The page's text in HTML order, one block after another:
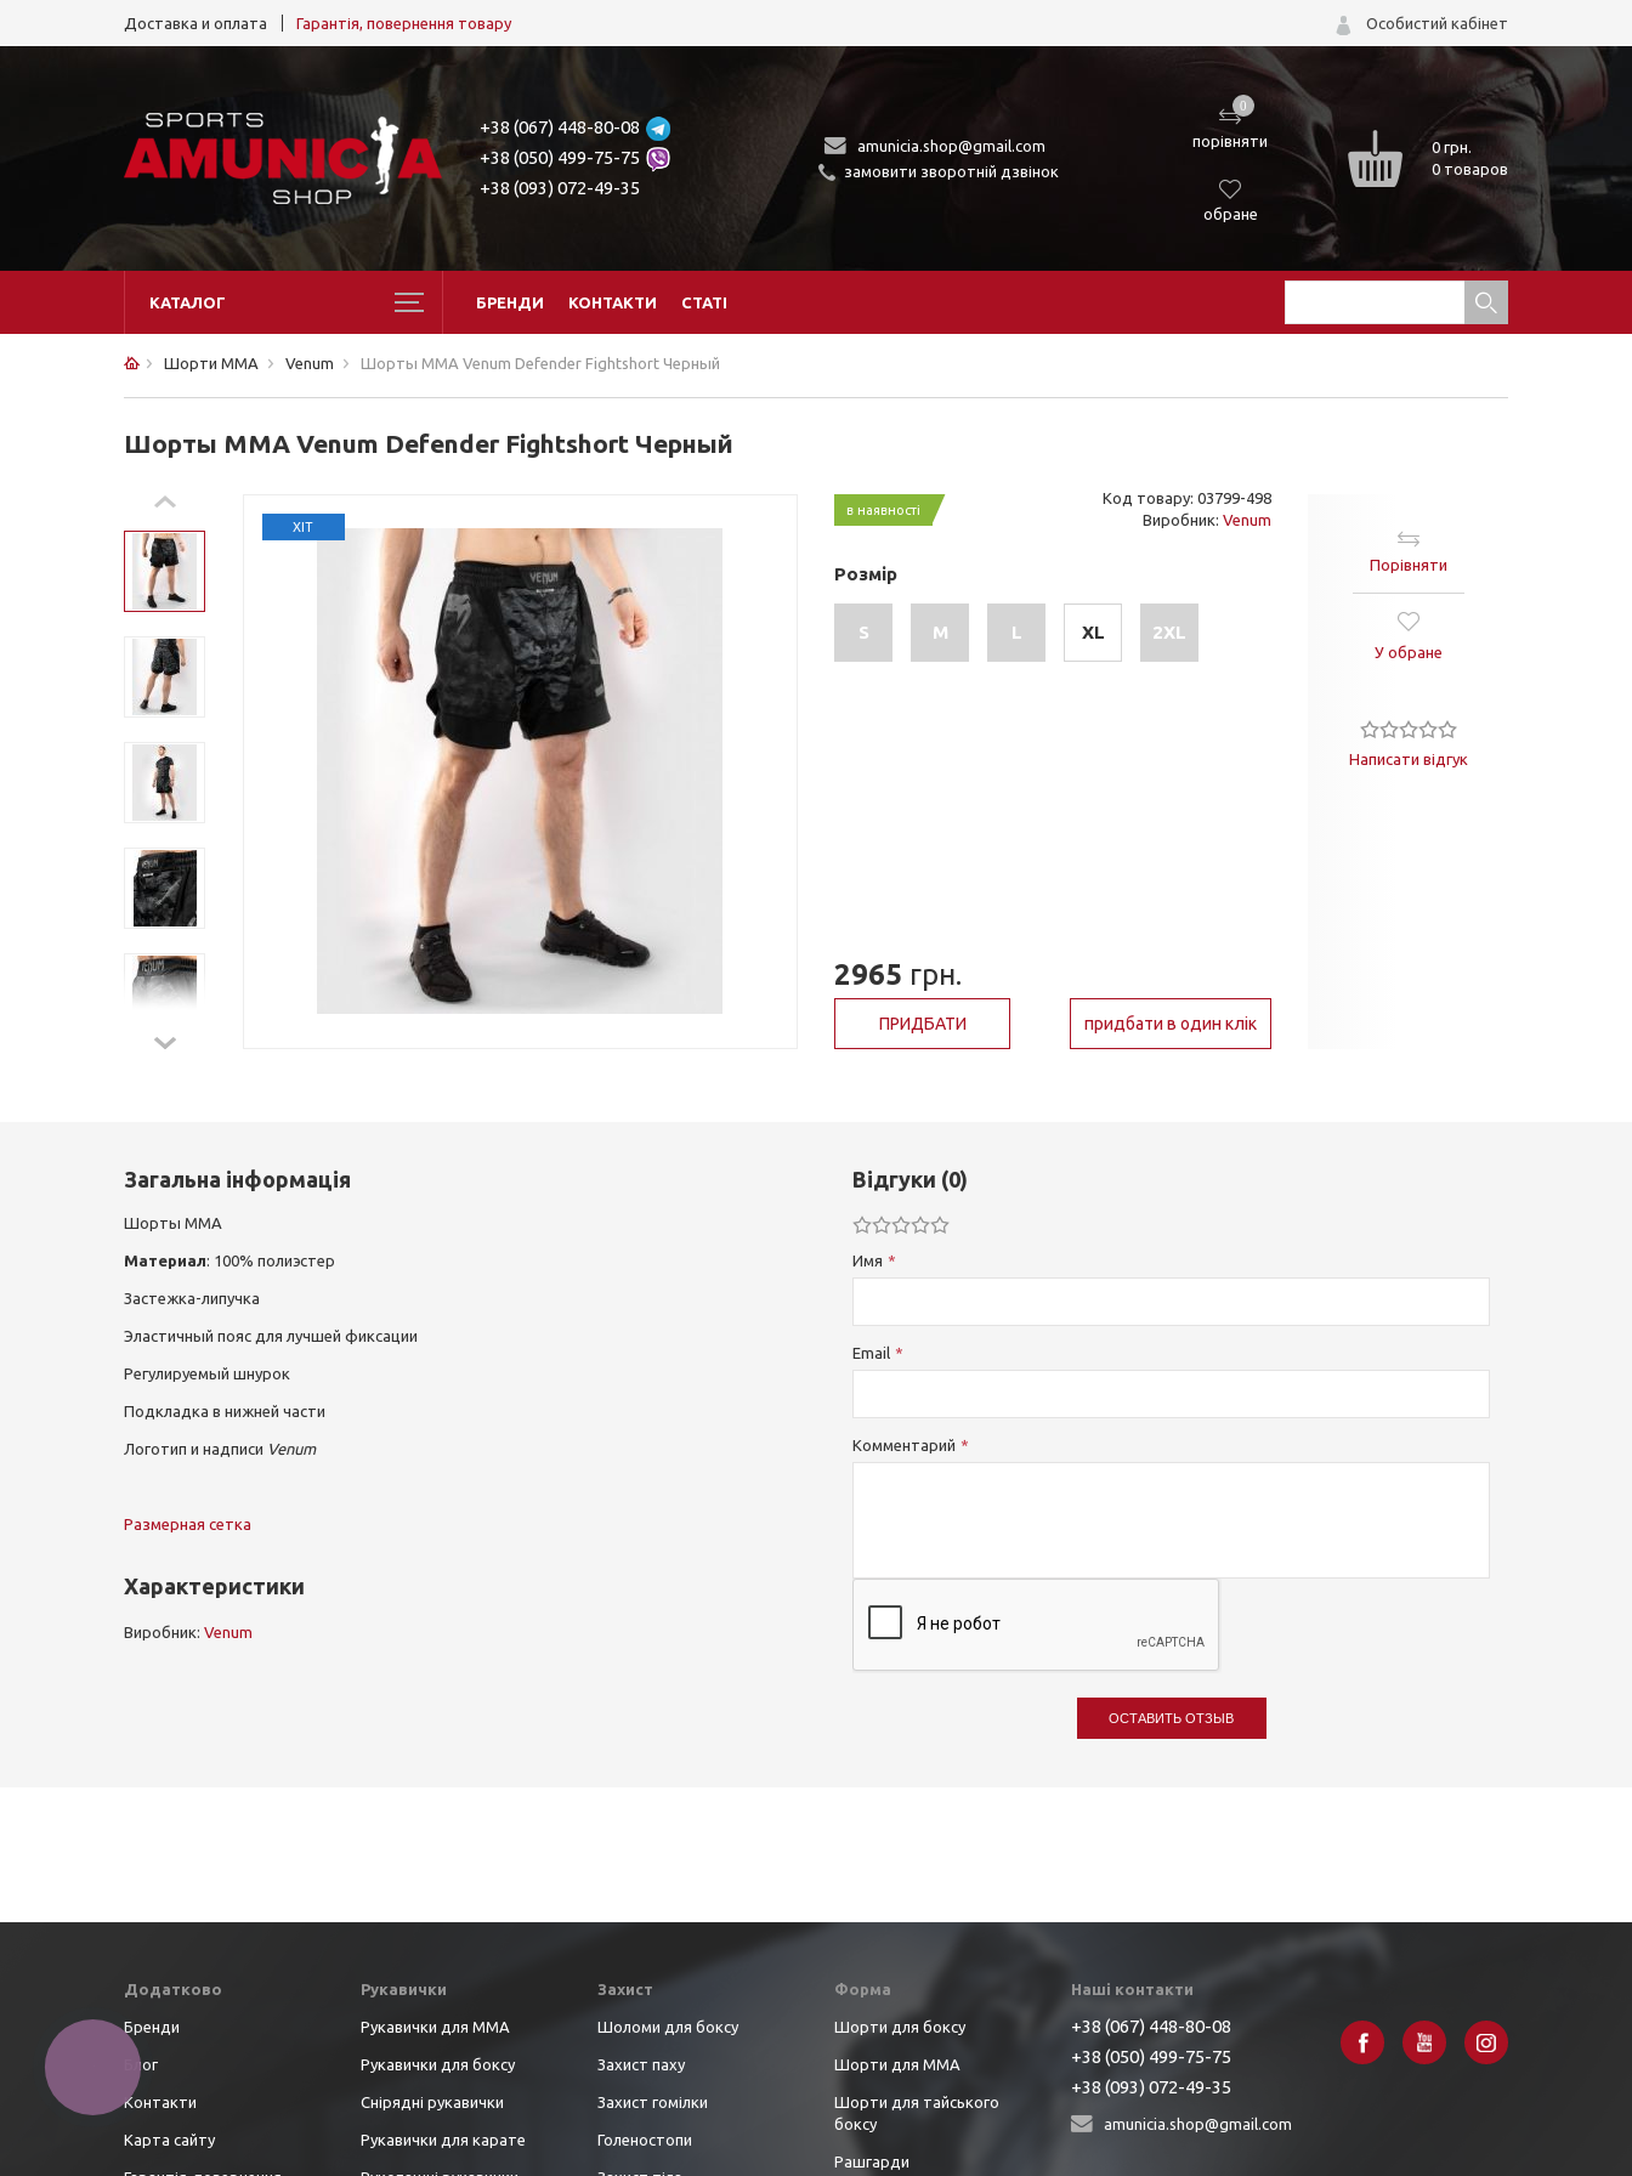
Доставка и оплата Гарантія, повернення товару Особистий кабінет
+38 (067) 448-80-08
+38 (050) 499-75-75
+38 (093) 072-49-35
amunicia.shop@gmail.com
замовити зворотній дзвінок
0
порівняти
обране
0грн.
0 товаров
КАТАЛОГ БРЕНДИ КОНТАКТИ СТАТІ
Шорти ММА Venum Шорты ММА Venum Defender Fightshort Черный
Шорты ММА Venum Defender Fightshort Черный
ХІТ
в наявності
Код товару: 03799-498
Виробник: Venum
Розмір
S M L XL 2XL
2965 грн.
ПРИДБАТИ придбати в один клік
Порівняти
У обране
Написати відгук
Загальна інформація
Шорты ММА
Материал: 100% полиэстер
Застежка-липучка
Эластичный пояс для лучшей фиксации
Регулируемый шнурок
Подкладка в нижней части
Логотип и надписи Venum
Размерная сетка
Характеристики
Виробник: Venum
Відгуки (0)
Имя
Email
Комментарий
ОСТАВИТЬ ОТЗЫВ
Додатково
Бренди
Блог
Контакти
Карта сайту
Рукавички
Рукавички для ММА
Рукавички для боксу
Снірядні рукавички
Рукавички для карате
Захист
Шоломи для боксу
Захист паху
Захист гомілки
Голеностопи
Форма
Шорти для боксу
Шорти для ММА
Шорти для тайського
боксу
Рашгарди
Наші контакти
+38 (067) 448-80-08
+38 (050) 499-75-75
+38 (093) 072-49-35
amunicia.shop@gmail.com